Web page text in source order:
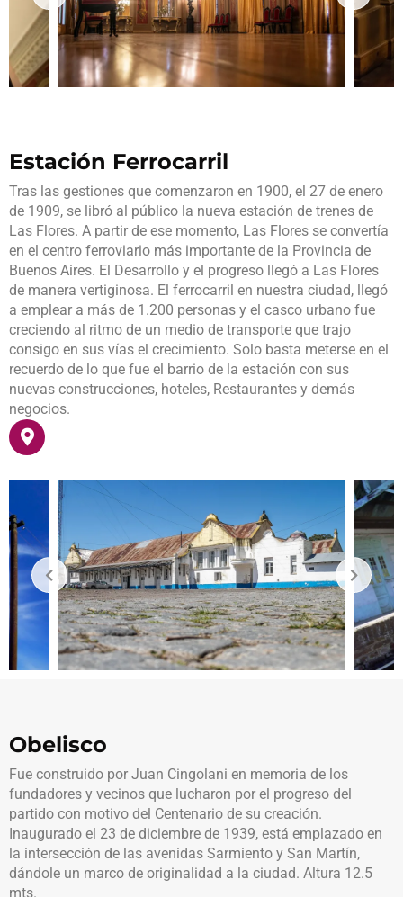
Estación Ferrocarril
Tras las gestiones que comenzaron en 1900, el 27 de enero
de 1909, se libró al público la nueva estación de trenes de
Las Flores. A partir de ese momento, Las Flores se convertía
en el centro ferroviario más importante de la Provincia de
Buenos Aires. El Desarrollo y el progreso llegó a Las Flores
de manera vertiginosa. El ferrocarril en nuestra ciudad, llegó
a emplear a más de 1.200 personas y el casco urbano fue
creciendo al ritmo de un medio de transporte que trajo
consigo en sus vías el crecimiento. Solo basta meterse en el
recuerdo de lo que fue el barrio de la estación con sus
nuevas construcciones, hoteles, Restaurantes y demás
negocios.
Obelisco
Fue construido por Juan Cingolani en memoria de los
fundadores y vecinos que lucharon por el progreso del
partido con motivo del Centenario de su creación.
Inaugurado el 23 de diciembre de 1939, está emplazado en
la intersección de las avenidas Sarmiento y San Martín,
dándole un marco de originalidad a la ciudad. Altura 12.5
mts.